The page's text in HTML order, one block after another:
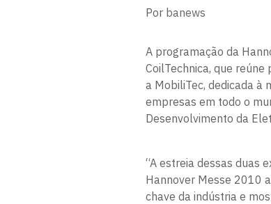
Por banews
A programação da
CoilTechnica, que
a MobiliTec, dedicada à
empresas em todo o
Desenvolvimento da
“A estreia dessas duas
Hannover Messe 2010
chave da indústria e